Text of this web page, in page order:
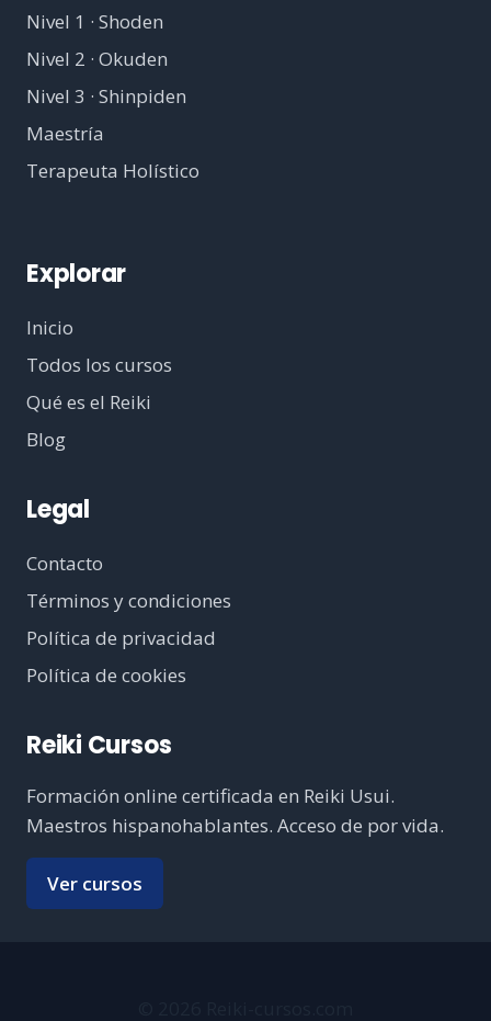
Nivel 1 · Shoden
Nivel 2 · Okuden
Nivel 3 · Shinpiden
Maestría
Terapeuta Holístico
Explorar
Inicio
Todos los cursos
Qué es el Reiki
Blog
Legal
Contacto
Términos y condiciones
Política de privacidad
Política de cookies
Reiki Cursos
Formación online certificada en Reiki Usui.
Maestros hispanohablantes. Acceso de por vida.
Ver cursos